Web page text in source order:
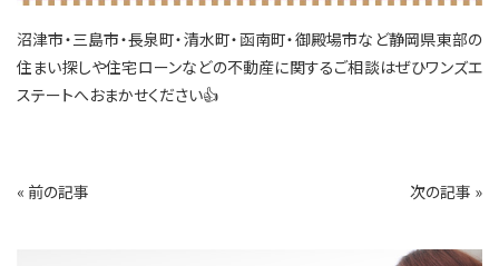
沼津市・三島市・長泉町・清水町・函南町・御殿場市など静岡県東部の
住まい探しや住宅ローンなどの不動産に関するご相談はぜひワンズエ
ステートへおまかせください👍
« 前の記事 次の記事 »